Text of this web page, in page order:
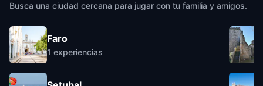
Busca una ciudad cercana para jugar con tu familia y amigos.
Faro
1 experiencias